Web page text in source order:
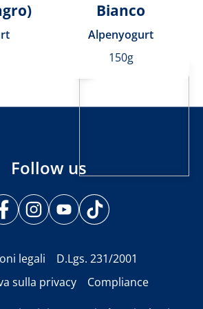
Bianco
Alpenyogurt
150g
Follow us
legali
D.Lgs. 231/2001
sulla privacy
Compliance